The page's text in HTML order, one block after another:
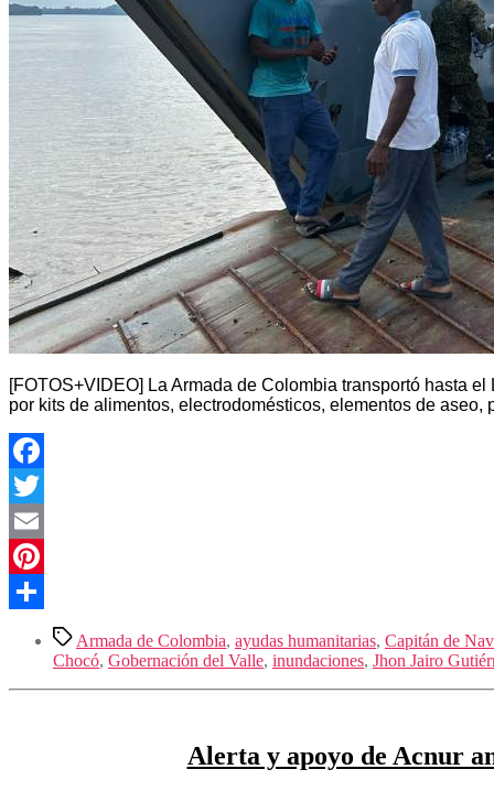
[FOTOS+VIDEO] La Armada de Colombia transportó hasta
por kits de alimentos, electrodomésticos, elementos de aseo,
Facebook
Twitter
Email
Pinterest
CompartirEtiquetas
Armada de Colombia, ayudas humanitarias, Capitán de
Chocó, Gobernación del Valle, inundaciones, Jhon Jairo
Alerta y apoyo de Acnur